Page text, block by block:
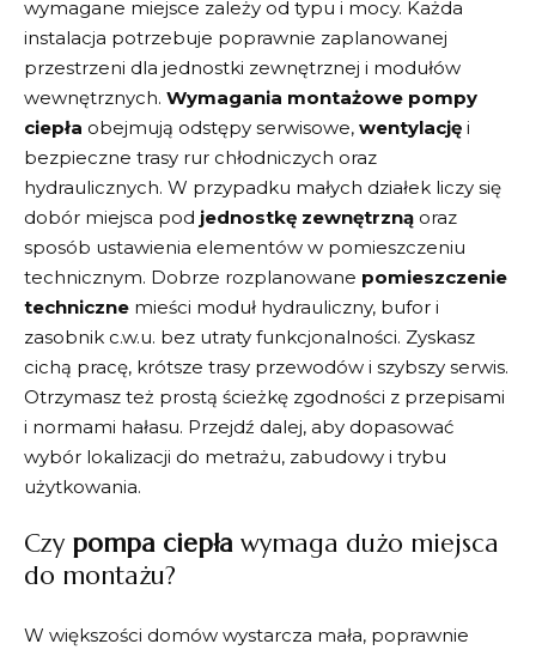
wymagane miejsce zależy od typu i mocy. Każda
instalacja potrzebuje poprawnie zaplanowanej
przestrzeni dla jednostki zewnętrznej i modułów
wewnętrznych. Wymagania montażowe pompy
ciepła obejmują odstępy serwisowe, wentylację i
bezpieczne trasy rur chłodniczych oraz
hydraulicznych. W przypadku małych działek liczy się
dobór miejsca pod jednostkę zewnętrzną oraz
sposób ustawienia elementów w pomieszczeniu
technicznym. Dobrze rozplanowane pomieszczenie
techniczne mieści moduł hydrauliczny, bufor i
zasobnik c.w.u. bez utraty funkcjonalności. Zyskasz
cichą pracę, krótsze trasy przewodów i szybszy serwis.
Otrzymasz też prostą ścieżkę zgodności z przepisami
i normami hałasu. Przejdź dalej, aby dopasować
wybór lokalizacji do metrażu, zabudowy i trybu
użytkowania.
Czy pompa ciepła wymaga dużo miejsca
do montażu?
W większości domów wystarcza mała, poprawnie